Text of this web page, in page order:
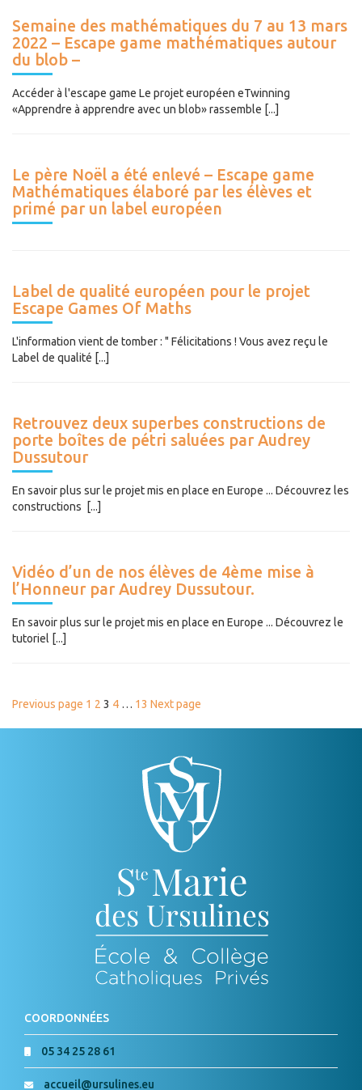
Semaine des mathématiques du 7 au 13 mars
2022 – Escape game mathématiques autour
du blob –
Accéder à l'escape game Le projet européen eTwinning
«Apprendre à apprendre avec un blob» rassemble [...]
Le père Noël a été enlevé – Escape game
Mathématiques élaboré par les élèves et
primé par un label européen
Label de qualité européen pour le projet
Escape Games Of Maths
L'information vient de tomber : " Félicitations ! Vous avez reçu le
Label de qualité [...]
Retrouvez deux superbes constructions de
porte boîtes de pétri saluées par Audrey
Dussutour
En savoir plus sur le projet mis en place en Europe ... Découvrez les
constructions [...]
Vidéo d’un de nos élèves de 4ème mise à
l’Honneur par Audrey Dussutour.
En savoir plus sur le projet mis en place en Europe ... Découvrez le
tutoriel [...]
PAGINATION
DES
Previous page Page
1 Page
2 Page
3 Page
4 … Page
13 Next page
COORDONNÉES
05 34 25 28 61
accueil@ursulines.eu